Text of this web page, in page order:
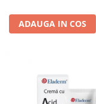
ADAUGA IN COS